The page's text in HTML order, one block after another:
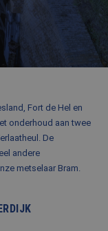
Fort de Hel en
onderhoud aan twee
De
andere
metselaar Bram.